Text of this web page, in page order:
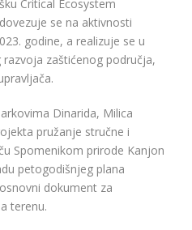
Critical Ecosystem
se na aktivnosti
godine, a realizuje se u
zaštićenog područja,
Dinarida, Milica
pružanje stručne i
Spomenikom prirode Kanjon
petogodišnjeg plana
dokument za
terenu.